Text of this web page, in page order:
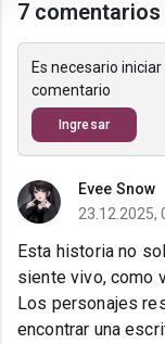
7 comentarios
Es necesario
comentario
Ingresar
Evee Snow
23.12.2025,
Esta historia no
siente vivo, como
Los personajes
encontrar una